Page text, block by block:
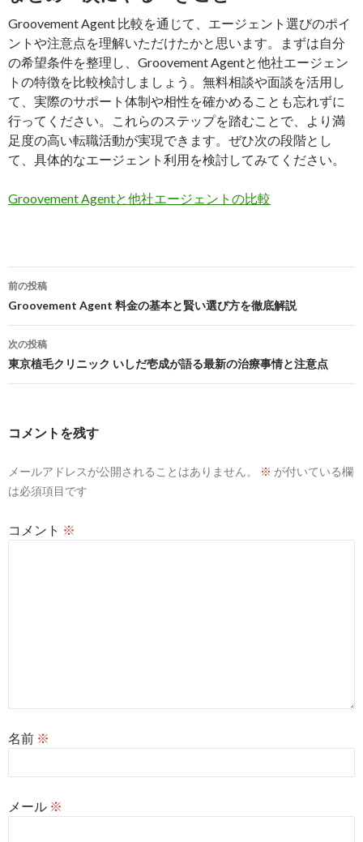
Groovement Agent 比較を通じて、エージェント選びのポイ
ントや注意点を理解いただけたかと思います。まずは自分
の希望条件を整理し、Groovement Agentと他社エージェン
トの特徴を比較検討しましょう。無料相談や面談を活用し
て、実際のサポート体制や相性を確かめることも忘れずに
行ってください。これらのステップを踏むことで、より満
足度の高い転職活動が実現できます。ぜひ次の段階とし
て、具体的なエージェント利用を検討してみてください。
Groovement Agentと他社エージェントの比較
投
稿
ナ
ビ
ゲ
ョ
前の投稿
Groovement Agent 料金の基本と賢い選び方を徹底解説
次の投稿
東京植毛クリニック いしだ壱成が語る最新の治療事情と注意点
コメントを残す
メールアドレスが公開されることはありません。 ※ が付いている欄
は必須項目です
コメント ※
名前 ※
メール ※